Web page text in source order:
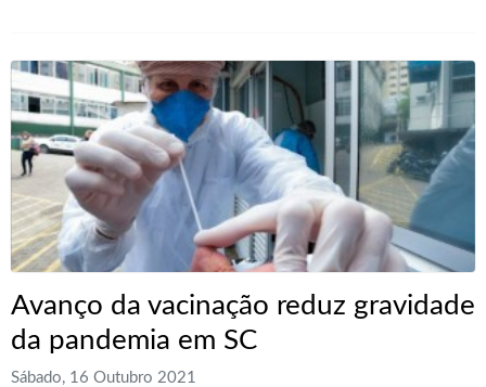
Avanço da vacinação reduz gravidade
da pandemia em SC
Sábado, 16 Outubro 2021